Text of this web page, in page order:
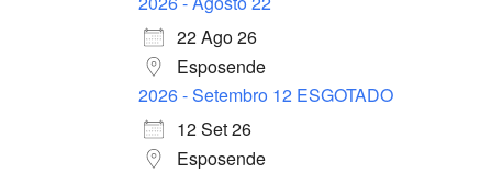
22 Ago 26
Esposende
2026 - Setembro 12 ESGOTADO
12 Set 26
Esposende